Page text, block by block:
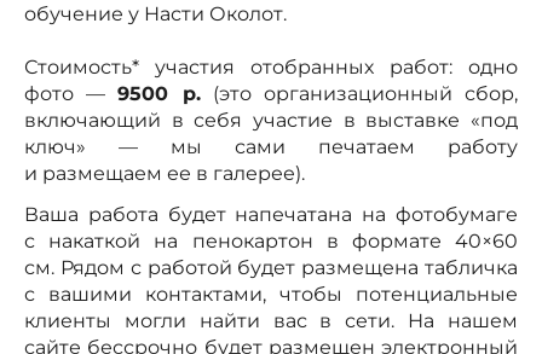
обучение у Насти Околот.
Стоимость* участия отобранных работ: одно
фото —9500 р.(это организационный сбор,
включающий в себя участие в выставке «под
ключ» — мы сами печатаем работу
и размещаем ее в галерее).
Ваша работа будет напечатана на фотобумаге
с накаткой на пенокартон в формате 40×60
см. Рядом с работой будет размещена табличка
с вашими контактами, чтобы потенциальные
клиенты могли найти вас в сети. На нашем
сайте бессрочно будет размещен электронный